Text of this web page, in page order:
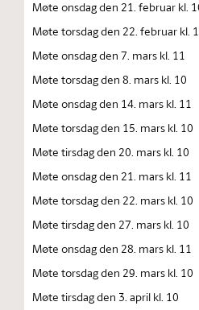
Møte onsdag den 21. februar kl.
Møte torsdag den 22. februar kl.
Møte onsdag den 7. mars kl. 11
Møte torsdag den 8. mars kl. 10
Møte onsdag den 14. mars kl. 11
Møte torsdag den 15. mars kl. 10
Møte tirsdag den 20. mars kl. 10
Møte onsdag den 21. mars kl. 11
Møte torsdag den 22. mars kl. 10
Møte tirsdag den 27. mars kl. 10
Møte onsdag den 28. mars kl. 11
Møte torsdag den 29. mars kl. 10
Møte tirsdag den 3. april kl. 10